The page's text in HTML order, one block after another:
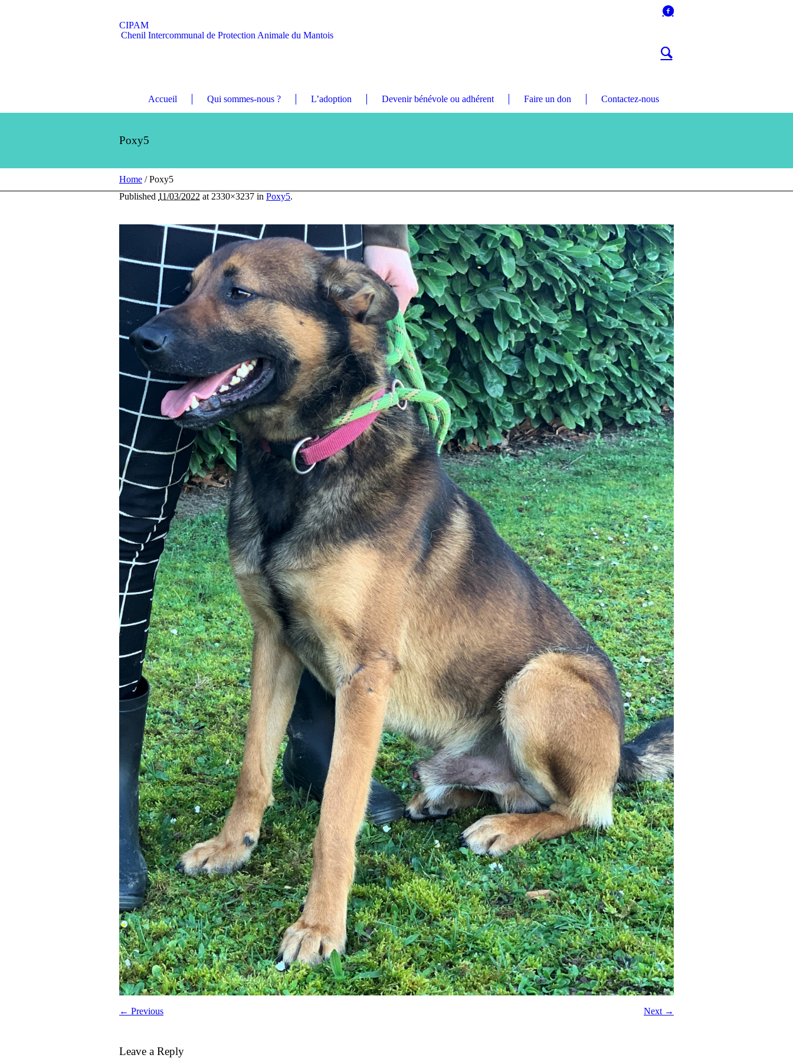
CIPAM
Chenil Intercommunal de Protection Animale du Mantois
Accueil Qui sommes-nous ? L’adoption Devenir bénévole ou adhérent Faire un don Contactez-nous
Poxy5
Home /Poxy5
Published 11/03/2022 at 2330×3237 in Poxy5.
← Previous Next →
Leave a Reply